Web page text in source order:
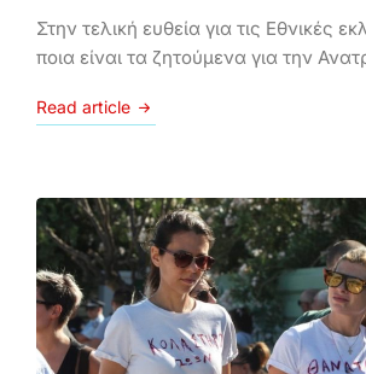
Στην τελική ευθεία για τις Εθνικές
ποια είναι τα ζητούμενα για την
Read article